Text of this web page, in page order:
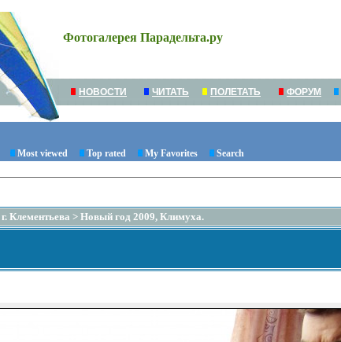
Фотогалерея Парадельта.ру
НОВОСТИ ЧИТАТЬ ПОЛЕТАТЬ ФОРУМ
Most viewed Top rated My Favorites Search
г. Клементьева > Новый год 2009, Климуха.